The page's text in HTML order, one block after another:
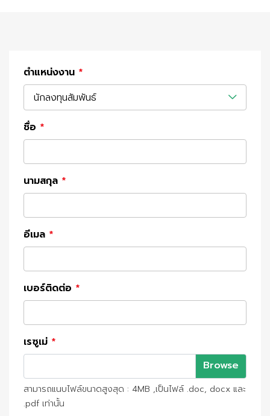
ตำแหน่งงาน *
นักลงทุนสัมพันธ์
ชื่อ *
นามสกุล *
อีเมล *
เบอร์ติดต่อ *
เรซูเม่ *
สามารถแนบไฟล์ขนาดสูงสุด : 4MB ,เป็นไฟล์ .doc, docx และ
.pdf เท่านั้น